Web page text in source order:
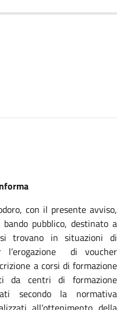
con il presente avviso,
pubblico, destinato a
trovano in situazioni di
l’erogazione di voucher
a corsi di formazione
da centri di formazione
secondo la normativa